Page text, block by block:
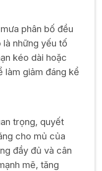
phân bố đều
những yếu tố
kéo dài hoặc
làm giảm đáng kể
trọng, quyết
cho mủ của
đầy đủ và cân
mẽ, tăng